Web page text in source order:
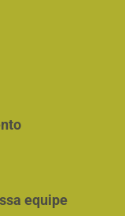
equipe